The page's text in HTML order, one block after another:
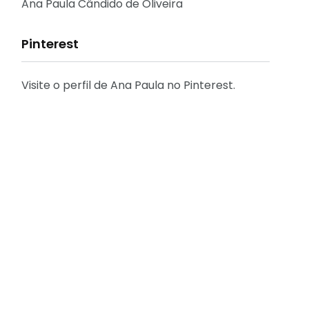
Ana Paula Cândido de Oliveira
Pinterest
Visite o perfil de Ana Paula no Pinterest.